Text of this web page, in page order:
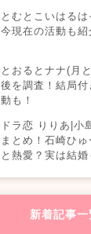
とむとこいはる
今現在の活動も紹
とおるとナナ(月
後を調査！結局
動も！
ドラ恋 りりあ|小
まとめ！石崎ひ
と熱愛？実は結
新着記事一